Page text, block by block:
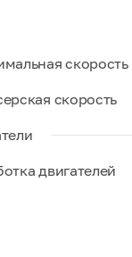
скорость
скорость
двигателей